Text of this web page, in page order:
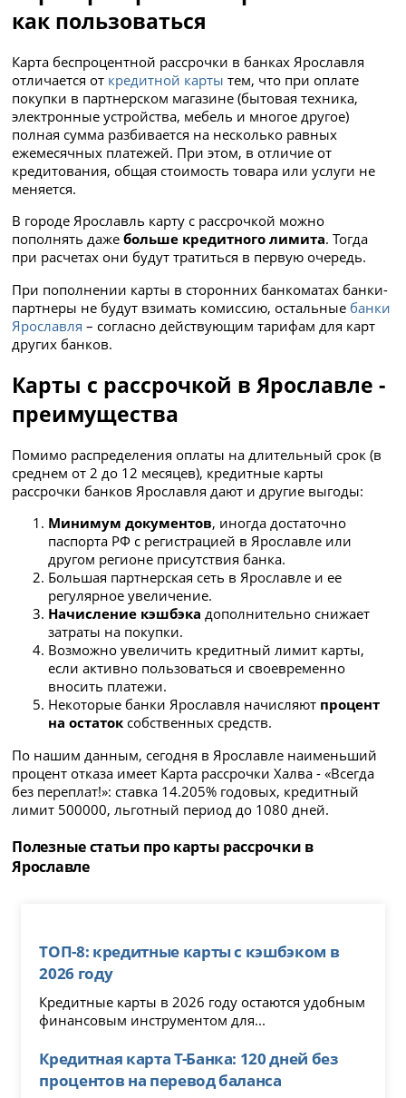
как пользоваться
Карта беспроцентной рассрочки в банках Ярославля
отличается от кредитной карты тем, что при оплате
покупки в партнерском магазине (бытовая техника,
электронные устройства, мебель и многое другое)
полная сумма разбивается на несколько равных
ежемесячных платежей. При этом, в отличие от
кредитования, общая стоимость товара или услуги не
меняется.
В городе Ярославль карту с рассрочкой можно
пополнять дажебольше кредитного лимита. Тогда
при расчетах они будут тратиться в первую очередь.
При пополнении карты в сторонних банкоматах банки-
партнеры не будут взимать комиссию, остальные банки
Ярославля – согласно действующим тарифам для карт
других банков.
Карты с рассрочкой в Ярославле -
преимущества
Помимо распределения оплаты на длительный срок (в
среднем от 2 до 12 месяцев), кредитные карты
рассрочки банков Ярославля дают и другие выгоды:
Минимум документов, иногда достаточно
паспорта РФ с регистрацией в Ярославле или
другом регионе присутствия банка.
Большая партнерская сеть в Ярославле и ее
регулярное увеличение.
Начисление кэшбэка дополнительно снижает
затраты на покупки.
Возможно увеличить кредитный лимит карты,
если активно пользоваться и своевременно
вносить платежи.
Некоторые банки Ярославля начисляют процент
на остаток собственных средств.
По нашим данным, сегодня в Ярославле наименьший
процент отказа имеет Карта рассрочки Халва - «Всегда
без переплат!»: ставка 14.205% годовых, кредитный
лимит 500000, льготный период до 1080 дней.
Полезные статьи про карты рассрочки в
Ярославле
ТОП-8: кредитные карты с кэшбэком в
2026 году
Кредитные карты в 2026 году остаются удобным
финансовым инструментом для...
Кредитная карта Т-Банка: 120 дней без
процентов на перевод баланса